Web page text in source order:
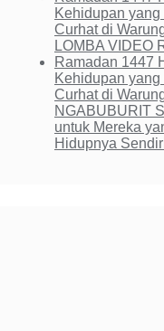
Kehidupan
Curhat di
LOMBA VIDEO
Ramadan 1447
Kehidupan
Curhat di
NGABUBURIT
untuk Mereka
Hidupnya